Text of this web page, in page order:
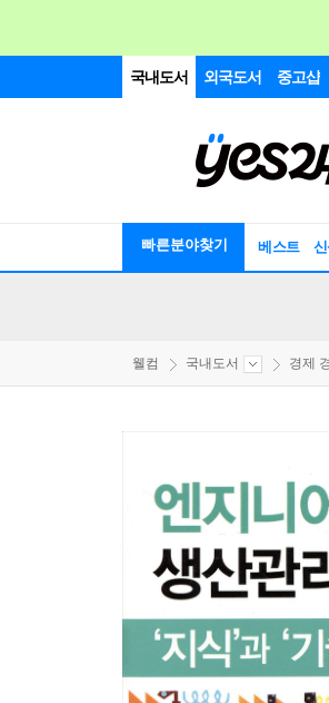
국내도서 외국도서 중고샵
빠른분야찾기 베스트
웰컴 국내도서 경제